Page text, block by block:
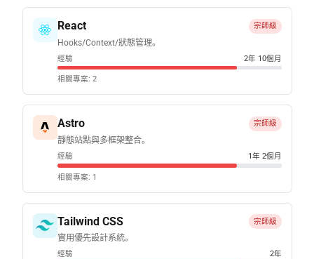
React 宗師級
Hooks/Context/狀態管理。
經驗 2年 10個月
相關專案: 2
Astro 宗師級
靜態站點與多框架整合。
經驗 1年 2個月
相關專案: 1
Tailwind CSS 宗師級
實用優先設計系統。
經驗 2年